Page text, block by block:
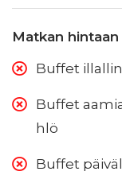
Matkan
Buffet
Buffet
hlö
Buffet